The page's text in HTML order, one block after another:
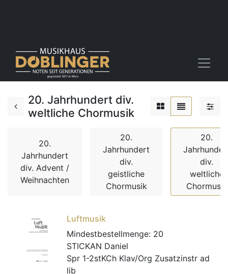
20. Jahrhundert div.
weltliche Chormusik
20.
Jahrhundert
div. Advent /
Weihnachten
20.
Jahrhundert
div.
geistliche
Chormusik
20.
div.
weltliche
Chormusik
Luftmusik
Mindestbestellmenge: 20
STICKAN Daniel
Spr 1-2stKCh Klav/Org Zusatzinstr ad
lib